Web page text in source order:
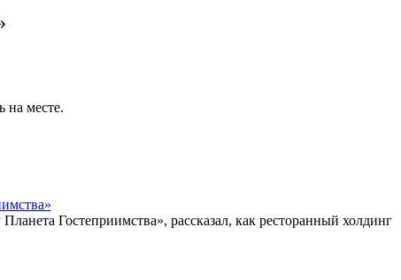
на месте.
Гостеприимства», рассказал, как ресторанный холдинг